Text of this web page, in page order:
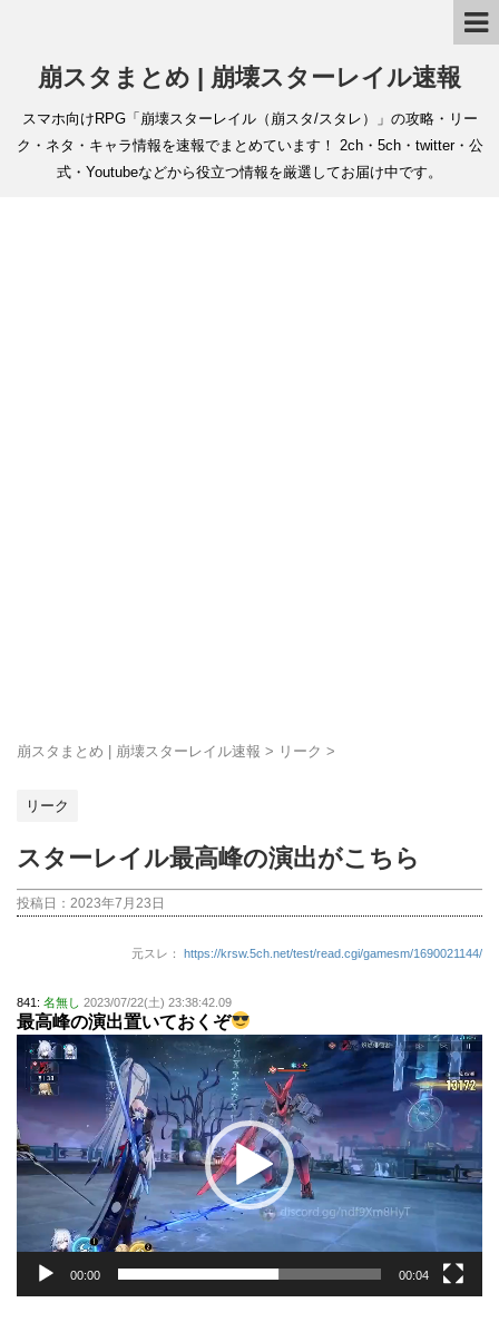
崩スタまとめ | 崩壊スターレイル速報
スマホ向けRPG「崩壊スターレイル（崩スタ/スタレ）」の攻略・リー
ク・ネタ・キャラ情報を速報でまとめています！ 2ch・5ch・twitter・公
式・Youtubeなどから役立つ情報を厳選してお届け中です。
崩スタまとめ | 崩壊スターレイル速報 > リーク >
リーク
スターレイル最高峰の演出がこちら
投稿日： 2023年7月23日
元スレ： https://krsw.5ch.net/test/read.cgi/gamesm/1690021144/
841: 名無し 2023/07/22(土) 23:38:42.09
最高峰の演出置いておくぞ
動
画
プ
レ
ー
ヤ
ー
00:00 00:04